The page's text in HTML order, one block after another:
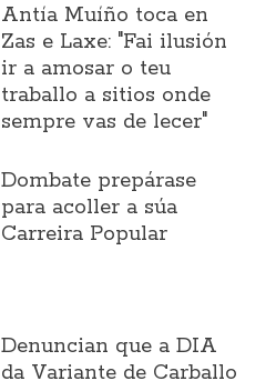
Antía Muíño toca en
Zas e Laxe: "Fai ilusión
ir a amosar o teu
traballo a sitios onde
sempre vas de lecer"
Dombate prepárase
para acoller a súa
Carreira Popular
Denuncian que a DIA
da Variante de Carballo